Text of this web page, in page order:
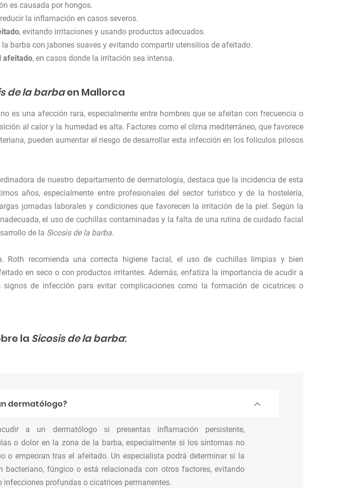
es causada por hongos.
la inflamación en casos severos.
, evitando irritaciones y usando productos adecuados.
la barba con jabones suaves y evitando compartir utensilios de afeitado.
afeitado, en casos donde la irritación sea intensa.
de la barbaen Mallorca
no es una afección rara, especialmente entre hombres que se afeitan con frecuencia o
al calor y la humedad es alta. Factores como el clima mediterráneo, que favorece
pueden aumentar el riesgo de desarrollar esta infección en los folículos pilosos
de nuestro departamento de dermatología, destaca que la incidencia de esta
años, especialmente entre profesionales del sector turístico y de la hostelería,
jornadas laborales y condiciones que favorecen la irritación de la piel. Según la
el uso de cuchillas contaminadas y la falta de una rutina de cuidado facial
de la Sicosis de la barba.
Roth recomienda una correcta higiene facial, el uso de cuchillas limpias y bien
en seco o con productos irritantes. Además, enfatiza la importancia de acudir a
de infección para evitar complicaciones como la formación de cicatrices o
la Sicosis de la barba:
dermatólogo?
a un dermatólogo si presentas inflamación persistente,
o dolor en la zona de la barba, especialmente si los síntomas no
o empeoran tras el afeitado. Un especialista podrá determinar si la
bacteriano, fúngico o está relacionada con otros factores, evitando
profundas o cicatrices permanentes.